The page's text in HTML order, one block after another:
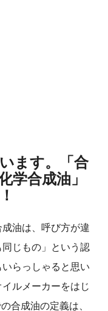
ます。「合
学合成油」
成油は、呼び方が違
じもの」という認
らっしゃると思い
ルメーカーをはじ
合成油の定義は、